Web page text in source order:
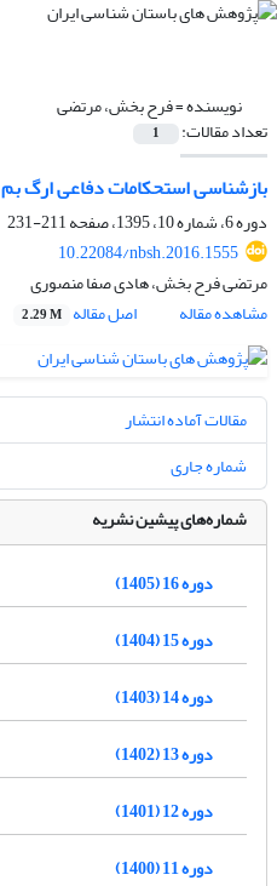
نویسنده =فرح بخش، مرتضی
تعداد مقالات: 1
بازشناسی استحکامات دفاعی ارگ بم
دوره 6، شماره 10، 1395، صفحه
211-231
10.22084/nbsh.2016.1555
مرتضی فرح بخش، هادی صفا منصوری
مشاهده مقاله
اصل مقاله 2.29 M
مقالات آماده انتشار
شماره جاری
شماره‌های پیشین نشریه
دوره 16 (1405)
دوره 15 (1404)
دوره 14 (1403)
دوره 13 (1402)
دوره 12 (1401)
دوره 11 (1400)